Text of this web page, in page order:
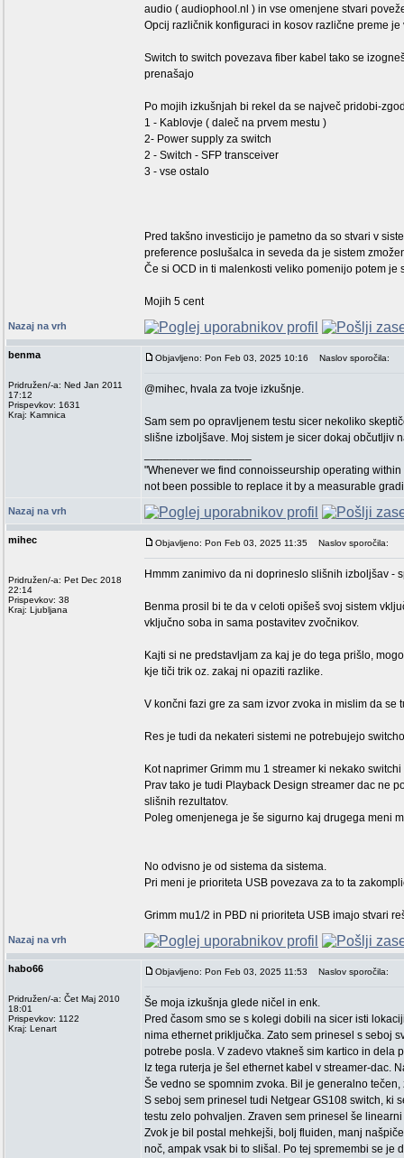
audio ( audiophool.nl ) in vse omenjene stvari
Opcij različnik konfiguraci in kosov različne preme
Switch to switch povezava fiber kabel tako se
prenašajo
Po mojih izkušnjah bi rekel da se največ pridobi-
1 - Kablovje ( daleč na prvem mestu )
2- Power supply za switch
2 - Switch - SFP transceiver
3 - vse ostalo
Pred takšno investicijo je pametno da so stvari v
preference poslušalca in seveda da je sistem
Če si OCD in ti malenkosti veliko pomenijo potem je
Mojih 5 cent
Nazaj na vrh
benma
Pridružen/-a: Ned Jan 2011
17:12
Prispevkov: 1631
Kraj: Kamnica
Objavljeno: Pon Feb 03, 2025 10:16 Naslov sporočila:
@mihec, hvala za tvoje izkušnje.
Sam sem po opravljenem testu sicer nekoliko
slišne izboljšave. Moj sistem je sicer dokaj občutljiv
"Whenever we find connoisseurship operating
not been possible to replace it by a measurable
Nazaj na vrh
mihec
Pridružen/-a: Pet Dec 2018
22:14
Prispevkov: 38
Kraj: Ljubljana
Objavljeno: Pon Feb 03, 2025 11:35 Naslov sporočila:
Hmmm zanimivo da ni doprineslo slišnih izboljšav -
Benma prosil bi te da v celoti opišeš svoj sistem
vključno soba in sama postavitev zvočnikov.
Kajti si ne predstavljam za kaj je do tega prišlo,
kje tiči trik oz. zakaj ni opaziti razlike.
V končni fazi gre za sam izvor zvoka in mislim da
Res je tudi da nekateri sistemi ne potrebujejo
Kot naprimer Grimm mu 1 streamer ki nekako
Prav tako je tudi Playback Design streamer dac ne
slišnih rezultatov.
Poleg omenjenega je še sigurno kaj drugega meni
No odvisno je od sistema da sistema.
Pri meni je prioriteta USB povezava za to ta
Grimm mu1/2 in PBD ni prioriteta USB imajo stvari
Nazaj na vrh
habo66
Pridružen/-a: Čet Maj 2010
18:01
Prispevkov: 1122
Kraj: Lenart
Objavljeno: Pon Feb 03, 2025 11:53 Naslov sporočila:
Še moja izkušnja glede ničel in enk.
Pred časom smo se s kolegi dobili na sicer isti
nima ethernet priključka. Zato sem prinesel s seboj
potrebe posla. V zadevo vtakneš sim kartico in dela
Iz tega ruterja je šel ethernet kabel v streamer-dac.
Še vedno se spomnim zvoka. Bil je generalno tečen,
S seboj sem prinesel tudi Netgear GS108 switch, ki
testu zelo pohvaljen. Zraven sem prinesel še
Zvok je bil postal mehkejši, bolj fluiden, manj
noč, ampak vsak bi to slišal. Po tej spremembi se je